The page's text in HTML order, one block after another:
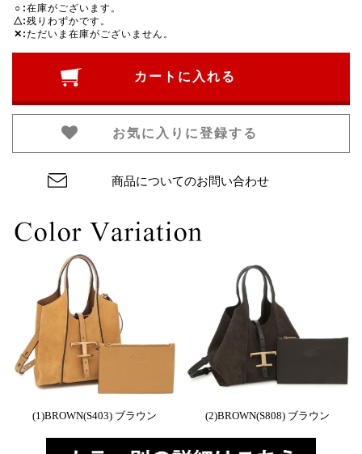
○ 在庫がございます。
△ 残りわずかです。
✕ ただいま在庫がございません。
カートに入れる
お気に入りに登録する
商品についてのお問い合わせ
(1)BROWN(S403) ブラウン (2)BROWN(S808) ブラウン